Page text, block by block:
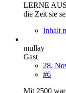
LERNE
die Zeit sie
Inhalt
mullay
Gast
28.
#6
Mit 2500 war